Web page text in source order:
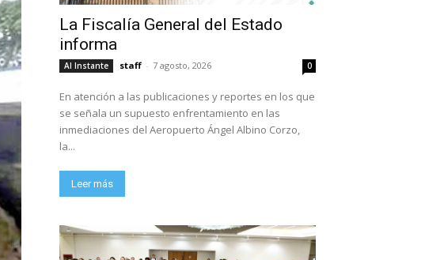
La Fiscalía General del Estado
informa
Al Instante staff - 7 agosto, 2026 0
En atención a las publicaciones y reportes en los que
se señala un supuesto enfrentamiento en las
inmediaciones del Aeropuerto Ángel Albino Corzo,
la...
Leer más